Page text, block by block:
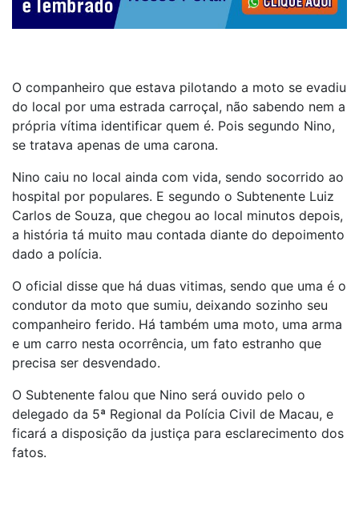
O companheiro que estava pilotando a moto se evadiu
do local por uma estrada carroçal, não sabendo nem a
própria vítima identificar quem é. Pois segundo Nino,
se tratava apenas de uma carona.
Nino caiu no local ainda com vida, sendo socorrido ao
hospital por populares. E segundo o Subtenente Luiz
Carlos de Souza, que chegou ao local minutos depois,
a história tá muito mau contada diante do depoimento
dado a polícia.
O oficial disse que há duas vitimas, sendo que uma é o
condutor da moto que sumiu, deixando sozinho seu
companheiro ferido. Há também uma moto, uma arma
e um carro nesta ocorrência, um fato estranho que
precisa ser desvendado.
O Subtenente falou que Nino será ouvido pelo o
delegado da 5ª Regional da Polícia Civil de Macau, e
ficará a disposição da justiça para esclarecimento dos
fatos.